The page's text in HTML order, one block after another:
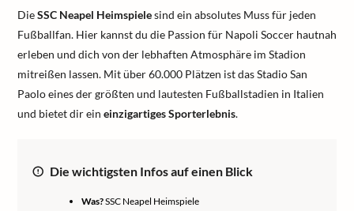
DieSSC Neapel Heimspielesind ein absolutes Muss für jeden
Fußballfan. Hier kannst du die Passion für Napoli Soccer hautnah
erleben und dich von der lebhaften Atmosphäre im Stadion
mitreißen lassen. Mit über 60.000 Plätzen ist das Stadio San
Paolo eines der größten und lautesten Fußballstadien in Italien
und bietet dir ein einzigartiges Sporterlebnis.
Die wichtigsten Infos auf einen Blick
Was?SSC Neapel Heimspiele